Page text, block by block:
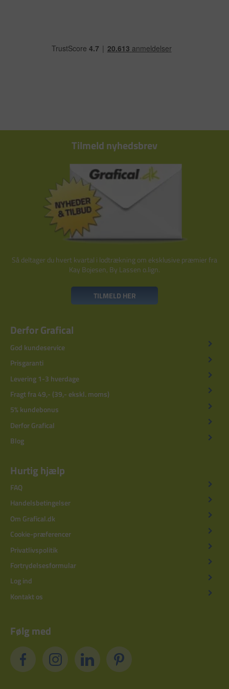
Tilmeld nyhedsbrev
Så deltager du hvert kvartal i lodtrækning om eksklusive præmier fra
Kay Bojesen, By Lassen o.lign.
TILMELD HER
Derfor Grafical
God kundeservice
Prisgaranti
Levering 1-3 hverdage
Fragt fra 49,- (39,- ekskl. moms)
5% kundebonus
Derfor Grafical
Blog
Hurtig hjælp
FAQ
Handelsbetingelser
Om Grafical.dk
Cookie-præferencer
Privatlivspolitik
Fortrydelsesformular
Log ind
Kontakt os
Følg med